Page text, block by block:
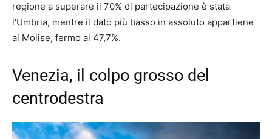
regione a superare il 70% di partecipazione è stata
l’Umbria, mentre il dato più basso in assoluto appartiene
al Molise, fermo al 47,7%.
Venezia, il colpo grosso del
centrodestra